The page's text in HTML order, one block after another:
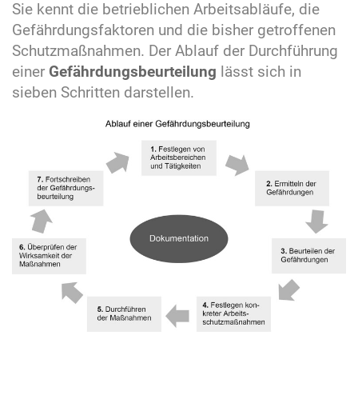
Sie kennt die betrieblichen Arbeitsabläufe, die
Gefährdungsfaktoren und die bisher getroffenen
Schutz­maßnahmen. Der Ablauf der Durchführung
einer Gefährdungs­beurteilung lässt sich in
sieben Schritten darstellen.